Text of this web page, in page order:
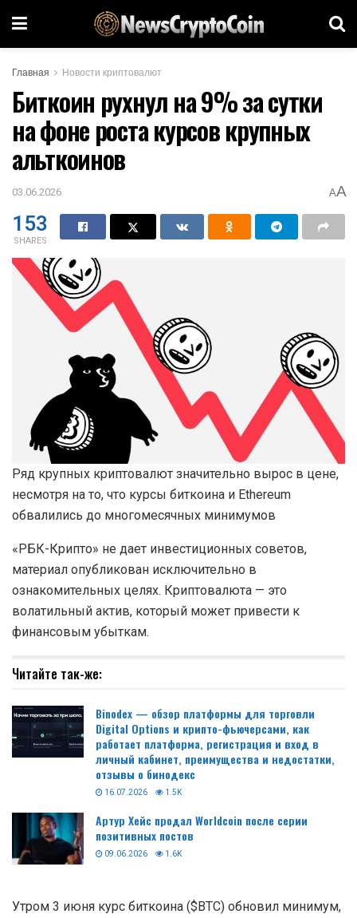
Главная Новости криптовалют
Биткоин рухнул на 9% за сутки
на фоне роста курсов крупных
альткоинов
03.06.2026 AA
153
SHARES
Ряд крупных криптовалют значительно вырос в цене,
несмотря на то, что курсы биткоина и Ethereum
обвалились до многомесячных минимумов
«РБК-Крипто» не дает инвестиционных советов,
материал опубликован исключительно в
ознакомительных целях. Криптовалюта — это
волатильный актив, который может привести к
финансовым убыткам.
Читайте так-же:
Binodex — обзор платформы для торговли
Digital Options и крипто-фьючерсами, как
работает платформа, регистрация и вход в
личный кабинет, преимущества и недостатки,
отзывы о бинодекс
16.07.2026 1.5K
Артур Хейс продал Worldcoin после серии
позитивных постов
09.06.2026 1.6K
Утром 3 июня курс биткоина ($BTC) обновил минимум,